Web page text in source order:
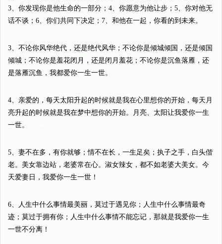
3、你发现你是他生命的一部分；4、你愿意为他让步；5、你对他无
话不谈；6、你们共同下决定；7、和他在一起，你看的到未来。
3、不论你风华绝代，还是绝代风华；不论你是倾城倾国，还是倾国
倾城；不论你是羞花闭月，还是闭月羞花；不论你是沉鱼落雁，还
是落雁沉鱼，我都爱你一生一世。
4、亲爱的，每天太阳升起的时候就是我在心里想你的开始，每天月
亮升起的时候就是我在梦中想你的开始。月亮、太阳让我爱你一生
一世。
5、妻不在多，有你就够；情不在长，一生足矣；执子之手，白头偕
老。美女靠边站，老婆常在心。淑女辣女，都不如老婆大美女。今
天爱妻日，我爱你一生一世！
6、人生中什么事情最美丽，莫过于遇见你；人生中什么事情最奇
迹；莫过于拥有你；人生中什么事情不能忘记，那就是我爱你一生
一世不分离！